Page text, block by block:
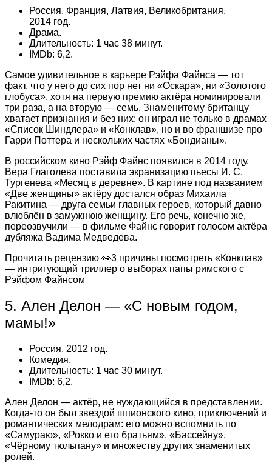
Россия, Франция, Латвия, Великобритания,
2014 год.
Драма.
Длительность: 1 час 38 минут.
IMDb: 6,2.
Самое удивительное в карьере Рэйфа Файнса — тот
факт, что у него до сих пор нет ни «Оскара», ни «Золотого
глобуса», хотя на первую премию актёра номинировали
три раза, а на вторую — семь. Знаменитому британцу
хватает признания и без них: он играл не только в драмах
«Список Шиндлера» и «Конклав», но и во франшизе про
Гарри Поттера и нескольких частях «Бондианы».
В российском кино Рэйф Файнс появился в 2014 году.
Вера Глаголева поставила экранизацию пьесы И. С.
Тургенева «Месяц в деревне». В картине под названием
«Две женщины» актёру достался образ Михаила
Ракитина — друга семьи главных героев, который давно
влюблён в замужнюю женщину. Его речь, конечно же,
переозвучили — в фильме Файнс говорит голосом актёра
дубляжа Вадима Медведева.
Прочитать рецензию 👀3 причины посмотреть «Конклав»
— интригующий триллер о выборах папы римского с
Рэйфом Файнсом
5. Ален Делон — «С новым годом,
мамы!»
Россия, 2012 год.
Комедия.
Длительность: 1 час 30 минут.
IMDb: 6,2.
Ален Делон — актёр, не нуждающийся в представлении.
Когда-то он был звездой шпионского кино, приключений и
романтических мелодрам: его можно вспомнить по
«Самураю», «Рокко и его братьям», «Бассейну»,
«Чёрному тюльпану» и множеству других знаменитых
ролей.